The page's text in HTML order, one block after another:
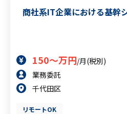
経験
商社系IT企業における基幹
150～万円/月(税別)
業務委託
千代田区
リモートOK